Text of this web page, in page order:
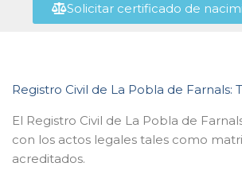
Solicitar certificado de
Registro Civil de La Pobla de Farnals:
El Registro Civil de La Pobla de
con los actos legales tales como
acreditados.